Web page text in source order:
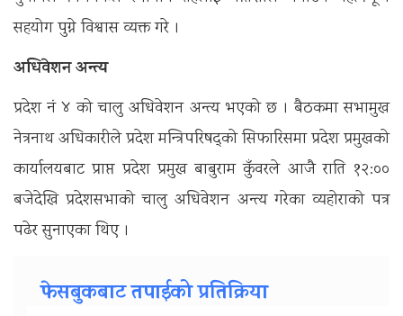
सहयोग पुग्ने विश्वास व्यक्त गरे ।
अधिवेशन अन्त्य
प्रदेश नं ४ को चालु अधिवेशन अन्त्य भएको छ । बैठकमा सभामुख
नेत्रनाथ अधिकारीले प्रदेश मन्त्रिपरिषद्को सिफारिसमा प्रदेश प्रमुखको
कार्यालयबाट प्राप्त प्रदेश प्रमुख बाबुराम कुँवरले आजै राति १२:००
बजेदेखि प्रदेशसभाको चालु अधिवेशन अन्त्य गरेका व्यहोराको पत्र
पढेर सुनाएका थिए ।
फेसबुकबाट तपाईको प्रतिक्रिया